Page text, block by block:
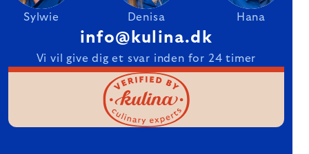
Sylwie Denisa Hana
info@kulina.dk
Vi vil give dig et svar inden for 24 timer